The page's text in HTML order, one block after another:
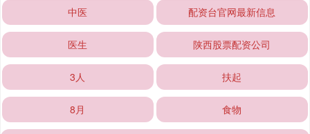
中医 配资台官网最新信息
医生 陕西股票配资公司
3人 扶起
8月 食物